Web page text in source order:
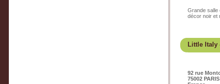
Grande salle
décor noir et
Little Italy
92 rue
75002 PARIS